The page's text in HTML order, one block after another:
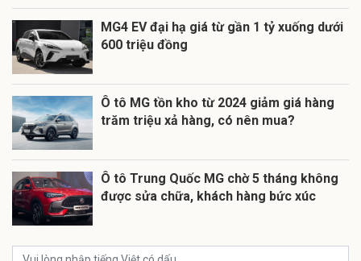
MG4 EV đại hạ giá từ gần 1 tỷ xuống dưới
600 triệu đồng
Ô tô MG tồn kho từ 2024 giảm giá hàng
trăm triệu xả hàng, có nên mua?
Ô tô Trung Quốc MG chờ 5 tháng không
được sửa chữa, khách hàng bức xúc